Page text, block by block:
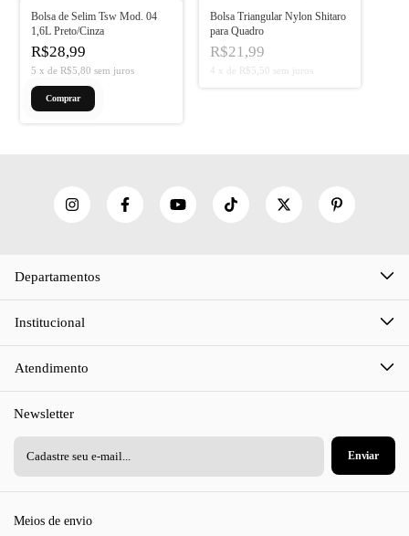
Bolsa de Selim Tsw Mod. 04
1,6L Preto/Cinza
R$28,99
5 x de R$5,80 sem juros
Bolsa Triangular Nylon Shitaro
para Quadro
R$21,99
4 x R$5,50 sem juros
Departamentos
Institucional
Atendimento
Newsletter
Meios de envio